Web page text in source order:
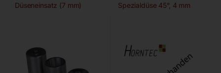
Düseneinsatz (7 mm) Spezialdüse 45°, 4 mm